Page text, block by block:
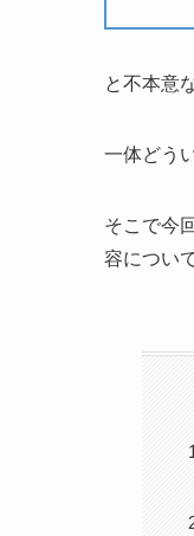
と不本意
一体どう
そこで今
容につい